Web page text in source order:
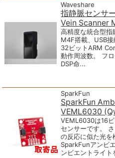
Waveshare
指静脈センサ
Vein Scanner
高精度な統合型
M4F搭載、USB
32ビットARM
動作周波数。 フ
DSP命...
SparkFun
SparkFun
VEML6030
VEML6030は16
センサーです。
の反応に似た光を
SparkFunアンビ
ンビエントライト